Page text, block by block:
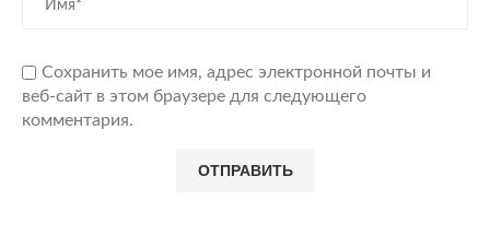
Сохранить мое имя, адрес электронной почты и
веб-сайт в этом браузере для следующего
комментария.